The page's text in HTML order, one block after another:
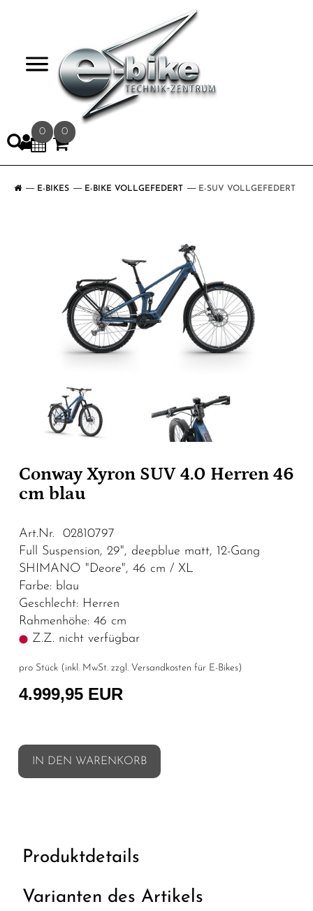
0 0
E-BIKES E-BIKE VOLLGEFEDERT E-SUV VOLLGEFEDERT
Conway Xyron SUV 4.0 Herren 46
cm blau
Art.Nr. 02810797
Full Suspension, 29", deepblue matt, 12-Gang
SHIMANO "Deore", 46 cm / XL
Farbe: blau
Geschlecht: Herren
Rahmenhöhe: 46 cm
Z.Z. nicht verfügbar
pro Stück (inkl. MwSt. zzgl. Versandkosten für E-Bikes)
4.999,95 EUR
IN DEN WARENKORB
Produktdetails
Varianten des Artikels